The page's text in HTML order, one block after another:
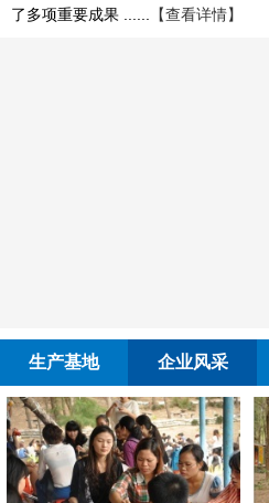
了多项重要成果 ......
【查看详情】
生产基地 企业风采